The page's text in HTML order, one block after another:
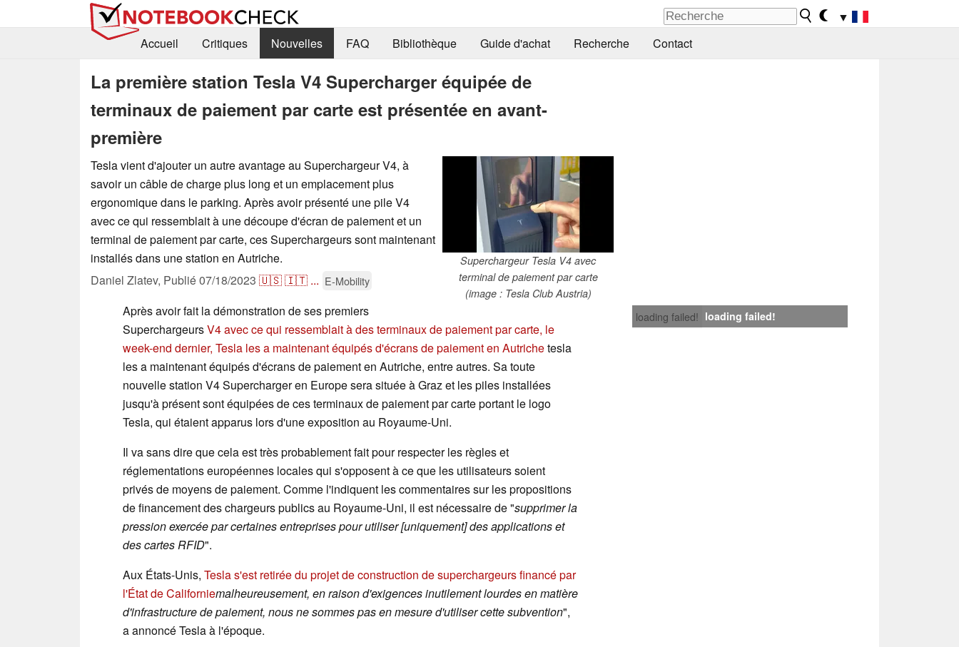
▼
Accueil
Critiques Nouvelles FAQ Bibliothèque Guide d'achat Recherche Contact
La première station Tesla V4 Supercharger équipée de
terminaux de paiement par carte est présentée en avant-
première
Superchargeur Tesla V4 avec
terminal de paiement par carte
(image : Tesla Club Austria)
Tesla vient d'ajouter un autre avantage au Superchargeur V4, à
savoir un câble de charge plus long et un emplacement plus
ergonomique dans le parking. Après avoir présenté une pile V4
avec ce qui ressemblait à une découpe d'écran de paiement et un
terminal de paiement par carte, ces Superchargeurs sont maintenant
installés dans une station en Autriche.
Daniel Zlatev, Publié07/18/2023 🇺🇸🇮🇹 ... E-Mobility
loading failed! loading failed!
Après avoir fait la démonstration de ses premiers
SuperchargeursV4 avec ce qui ressemblait à des terminaux de paiement par carte, le
week-end dernier, Tesla les a maintenant équipés d'écrans de paiement en Autrichetesla
les a maintenant équipés d'écrans de paiement en Autriche, entre autres. Sa toute
nouvelle station V4 Supercharger en Europe sera située à Graz et les piles installées
jusqu'à présent sont équipées de ces terminaux de paiement par carte portant le logo
Tesla, qui étaient apparus lors d'une exposition au Royaume-Uni.
Il va sans dire que cela est très probablement fait pour respecter les règles et
réglementations européennes locales qui s'opposent à ce que les utilisateurs soient
privés de moyens de paiement. Comme l'indiquent les commentaires sur les propositions
de financement des chargeurs publics au Royaume-Uni, il est nécessaire de "supprimer la
pression exercée par certaines entreprises pour utiliser [uniquement] des applications et
des cartes RFID".
Aux États-Unis, Tesla s'est retirée du projet de construction de superchargeurs financé par
l'État de Californiemalheureusement, en raison d'exigences inutilement lourdes en matière
d'infrastructure de paiement, nous ne sommes pas en mesure d'utiliser cette subvention",
a annoncé Tesla à l'époque.